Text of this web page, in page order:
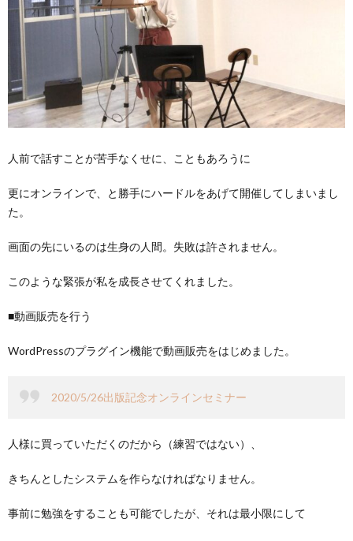
人前で話すことが苦手なくせに、こともあろうに
更にオンラインで、と勝手にハードルをあげて開催してしまいまし
た。
画面の先にいるのは生身の人間。失敗は許されません。
このような緊張が私を成長させてくれました。
■動画販売を行う
WordPressのプラグイン機能で動画販売をはじめました。
2020/5/26出版記念オンラインセミナー
人様に買っていただくのだから（練習ではない）、
きちんとしたシステムを作らなければなりません。
事前に勉強をすることも可能でしたが、それは最小限にして